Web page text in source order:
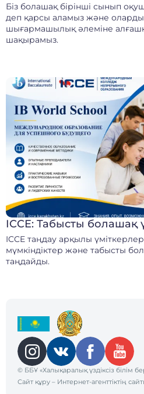
Біз болашақ бірінші сынып
деп қарсы аламыз және
шығармашылық әлеміне
шақырамыз.
ICCE: Табысты болашақ
ICCE таңдау арқылы
мүмкіндіктер және табысты
таңдайды.
© ББҰ «Халықаралық үздіксіз білім
Сайт құру – Интернет-агенттіктің